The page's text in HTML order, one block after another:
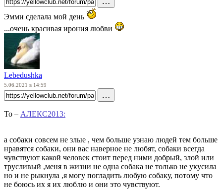
Эмми сделала мой день
...очень красивая ирония любви
Lebedushka
5.06.2021 в 14:59
…
To – АЛЕКС2013:
а собаки совсем не злые , чем больше узнаю людей тем больше
нравятся собаки, они вас наверное не любят, собаки всегда
чувствуют какой человек стоит перед ними добрый, злой или
трусливый ,меня в жизни не одна собака не только не укусила
но и не рыкнула ,я могу погладить любую собаку, потому что
не боюсь их я их люблю и они это чувствуют.